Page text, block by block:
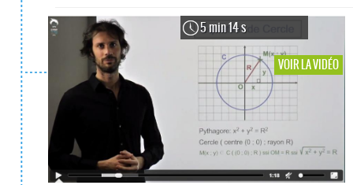
5 min 14 s
VOIR LA VIDÉO